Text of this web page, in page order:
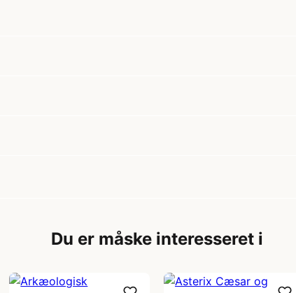
Du er måske interesseret i